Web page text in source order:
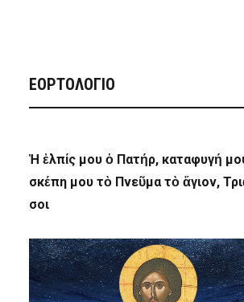
ΕΟΡΤΟΛΟΓΙΟ
Ἡ ἐλπίς μου ὁ Πατήρ, καταφυγή
σκέπη μου τὸ Πνεῦμα τὸ ἅγιον,
σοι